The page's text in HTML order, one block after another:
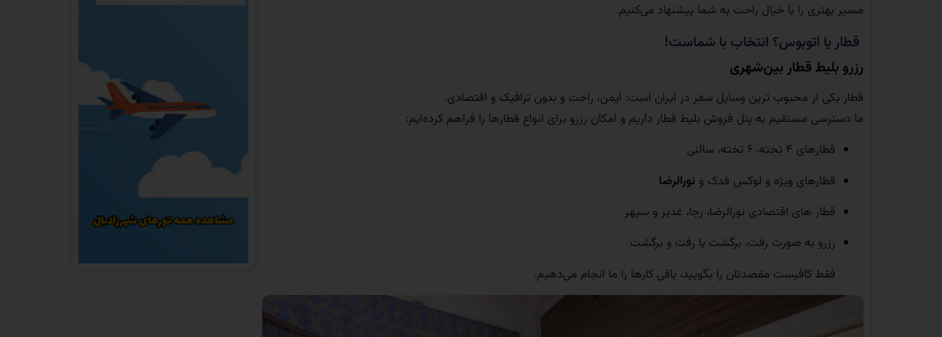
مسیر بهتری را با خیال راحت به شما پیشنهاد می‌کنیم.
قطار یا اتوبوس؟ انتخاب با شماست!
رزرو بلیط قطار بین‌شهری
قطار یکی از محبوب‌ ترین وسایل سفر در ایران است: ایمن، راحت و بدون ترافیک و اقتصادی.
ما دسترسی مستقیم به پنل فروش بلیط قطار داریم و امکان رزرو برای انواع قطارها را فراهم کرده‌ایم:
قطارهای ۴ تخته، ۶ تخته، سالنی
قطارهای ویژه و لوکس فدک و نورالرضا
قطار های اقتصادی نورالرضا، رجا، غدیر و سپهر
رزرو به صورت رفت، برگشت یا رفت و برگشت
فقط کافیست مقصدتان را بگویید، باقی کارها را ما انجام می‌دهیم.